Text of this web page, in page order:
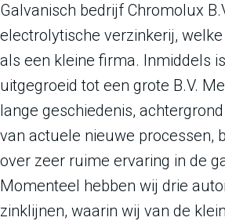
Galvanisch bedrijf Chromolux
electrolytische verzinkerij,
als een kleine firma. Inmiddels
uitgegroeid tot een grote B.V.
lange geschiedenis,
van actuele nieuwe processen,
over zeer ruime ervaring in de
Momenteel hebben wij drie
zinklijnen, waarin wij van de